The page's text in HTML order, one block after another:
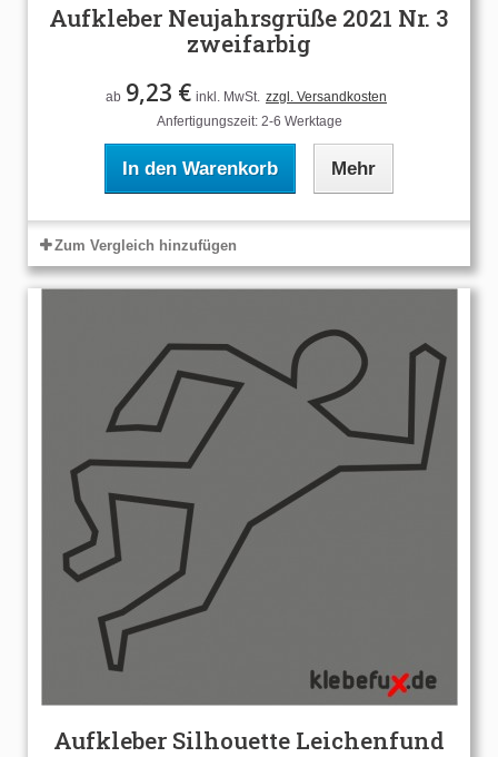
Aufkleber Neujahrsgrüße 2021 Nr. 3
zweifarbig
ab 9,23 € inkl. MwSt. zzgl. Versandkosten
Anfertigungszeit: 2-6 Werktage
In den Warenkorb Mehr
Zum Vergleich hinzufügen
Aufkleber Silhouette Leichenfund